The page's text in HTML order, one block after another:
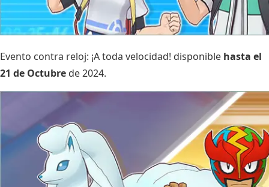
Evento contra reloj: ¡A toda velocidad! disponible hasta el
21 de Octubre de 2024.